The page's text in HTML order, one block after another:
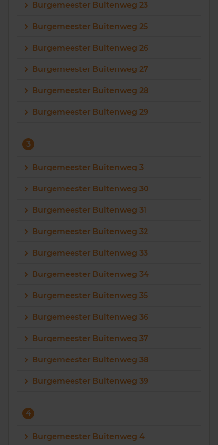
Burgemeester Buitenweg 23
Burgemeester Buitenweg 25
Burgemeester Buitenweg 26
Burgemeester Buitenweg 27
Burgemeester Buitenweg 28
Burgemeester Buitenweg 29
3
Burgemeester Buitenweg 3
Burgemeester Buitenweg 30
Burgemeester Buitenweg 31
Burgemeester Buitenweg 32
Burgemeester Buitenweg 33
Burgemeester Buitenweg 34
Burgemeester Buitenweg 35
Burgemeester Buitenweg 36
Burgemeester Buitenweg 37
Burgemeester Buitenweg 38
Burgemeester Buitenweg 39
4
Burgemeester Buitenweg 4